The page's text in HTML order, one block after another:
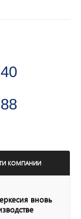
КОМПАНИИ
вновь